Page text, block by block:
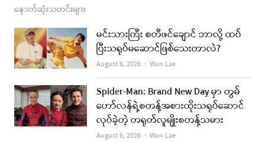
c
e
b
o
o
k
s
t
a
g
r
a
m
s
t
u
b
e
i
l
နောက်ဆုံးသတင်းများ
မင်းသားကြီး စတီဖင်ချောင် ဘာလို့ ထပ်
ပြီးသရုပ်မဆောင်ဖြစ်သေးတာလဲ?
August 6, 2026 Author
Wun Lae
Spider-Man: Brand New Day မှာ တွမ်
ဟော်လန်ရဲ့စတန့်အစားထိုးသရုပ်ဆောင်
လုပ်ခဲ့တဲ့ တရုတ်လူမျိုးစတန့်သမား
August 6, 2026 Author
Wun Lae